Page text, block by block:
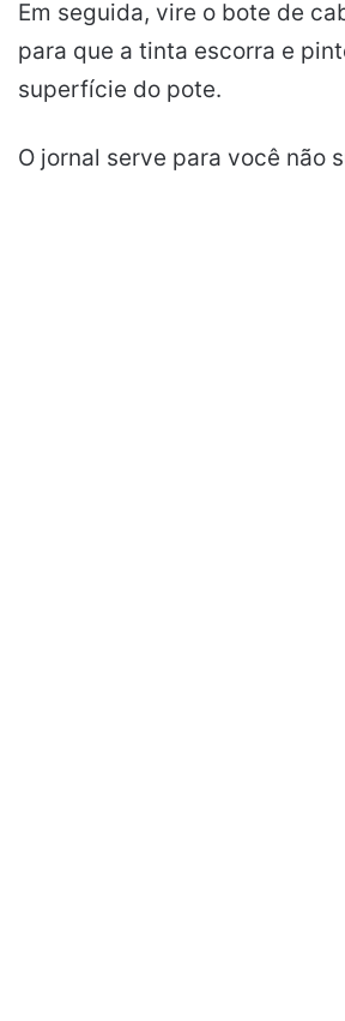
Em seguida, vire o bote de
para que a tinta escorra e
superfície do pote.
O jornal serve para você não